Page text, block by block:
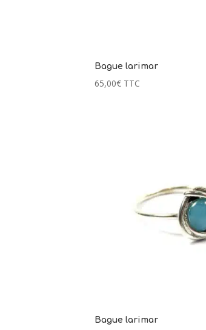
Bague larimar
65,00€ TTC
Bague larimar